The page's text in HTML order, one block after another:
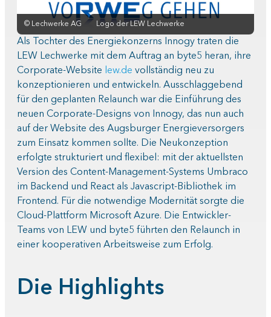
© Lechwerke AG Logo der LEW Lechwerke
Als Tochter des Energiekonzerns Innogy traten die
LEW Lechwerke mit dem Auftrag an byte5 heran, ihre
Corporate-Website lew.de vollständig neu zu
konzeptionieren und entwickeln. Ausschlaggebend
für den geplanten Relaunch war die Einführung des
neuen Corporate-Designs von Innogy, das nun auch
auf der Website des Augsburger Energieversorgers
zum Einsatz kommen sollte. Die Neukonzeption
erfolgte strukturiert und flexibel: mit der aktuellsten
Version des Content-Management-Systems Umbraco
im Backend und React als Javascript-Bibliothek im
Frontend. Für die notwendige Modernität sorgte die
Cloud-Plattform Microsoft Azure. Die Entwickler-
Teams von LEW und byte5 führten den Relaunch in
einer kooperativen Arbeitsweise zum Erfolg.
Die Highlights